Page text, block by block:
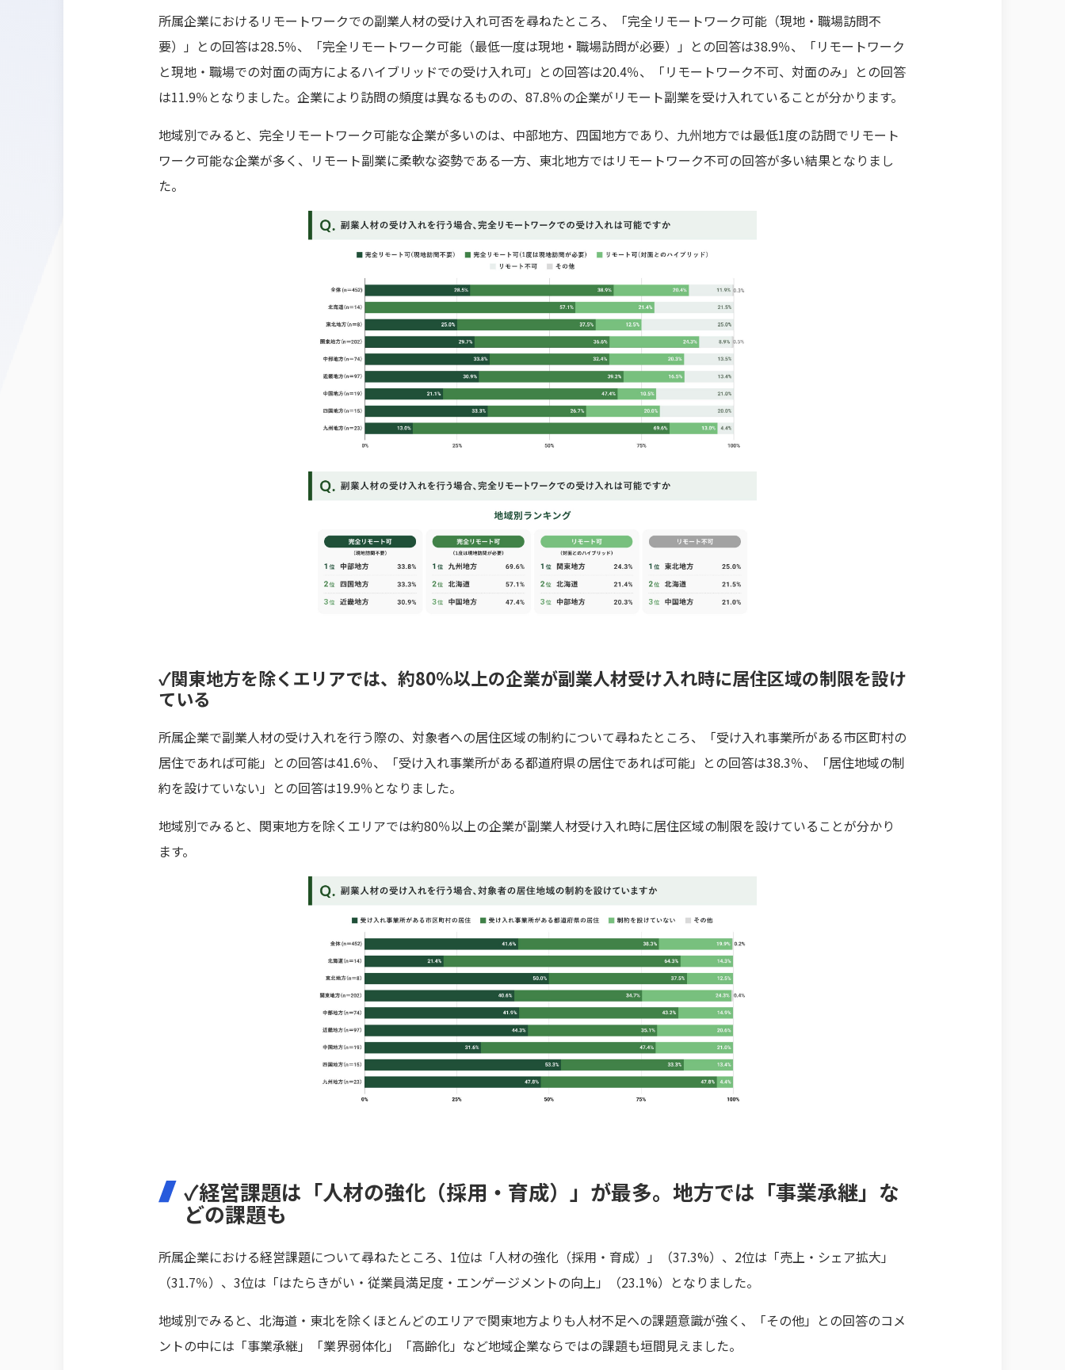
所属企業におけるリモートワークでの副業人材の受け入れ可否を尋ねたところ、「完全リモートワーク可能（現地・職場訪問不
要）」との回答は28.5％、「完全リモートワーク可能（最低一度は現地・職場訪問が必要）」との回答は38.9％、「リモートワーク
と現地・職場での対面の両方によるハイブリッドでの受け入れ可」との回答は20.4％、「リモートワーク不可、対面のみ」との回答
は11.9％となりました。企業により訪問の頻度は異なるものの、87.8％の企業がリモート副業を受け入れていることが分かります。
地域別でみると、完全リモートワーク可能な企業が多いのは、中部地方、四国地方であり、九州地方では最低1度の訪問でリモート
ワーク可能な企業が多く、リモート副業に柔軟な姿勢である一方、東北地方ではリモートワーク不可の回答が多い結果となりまし
た。
✓関東地方を除くエリアでは、約80％以上の企業が副業人材受け入れ時に居住区域の制限を設け
ている
所属企業で副業人材の受け入れを行う際の、対象者への居住区域の制約について尋ねたところ、「受け入れ事業所がある市区町村の
居住であれば可能」との回答は41.6％、「受け入れ事業所がある都道府県の居住であれば可能」との回答は38.3％、「居住地域の制
約を設けていない」との回答は19.9％となりました。
地域別でみると、関東地方を除くエリアでは約80％以上の企業が副業人材受け入れ時に居住区域の制限を設けていることが分かり
ます。
✓経営課題は「人材の強化（採用・育成）」が最多。地方では「事業承継」な
どの課題も
所属企業における経営課題について尋ねたところ、1位は「人材の強化（採用・育成）」（37.3%）、2位は「売上・シェア拡大」
（31.7％）、3位は「はたらきがい・従業員満足度・エンゲージメントの向上」（23.1%）となりました。
地域別でみると、北海道・東北を除くほとんどのエリアで関東地方よりも人材不足への課題意識が強く、「その他」との回答のコメ
ントの中には「事業承継」「業界弱体化」「高齢化」など地域企業ならではの課題も垣間見えました。